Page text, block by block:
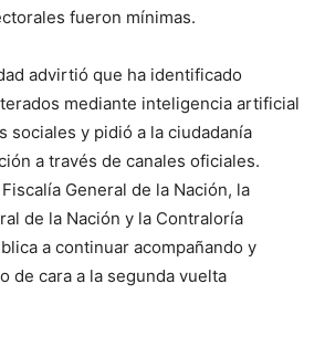
fueron mínimas.
advirtió que ha identificado
mediante inteligencia artificial
sociales y pidió a la ciudadanía
a través de canales oficiales.
General de la Nación, la
de la Nación y la Contraloría
a continuar acompañando y
de cara a la segunda vuelta